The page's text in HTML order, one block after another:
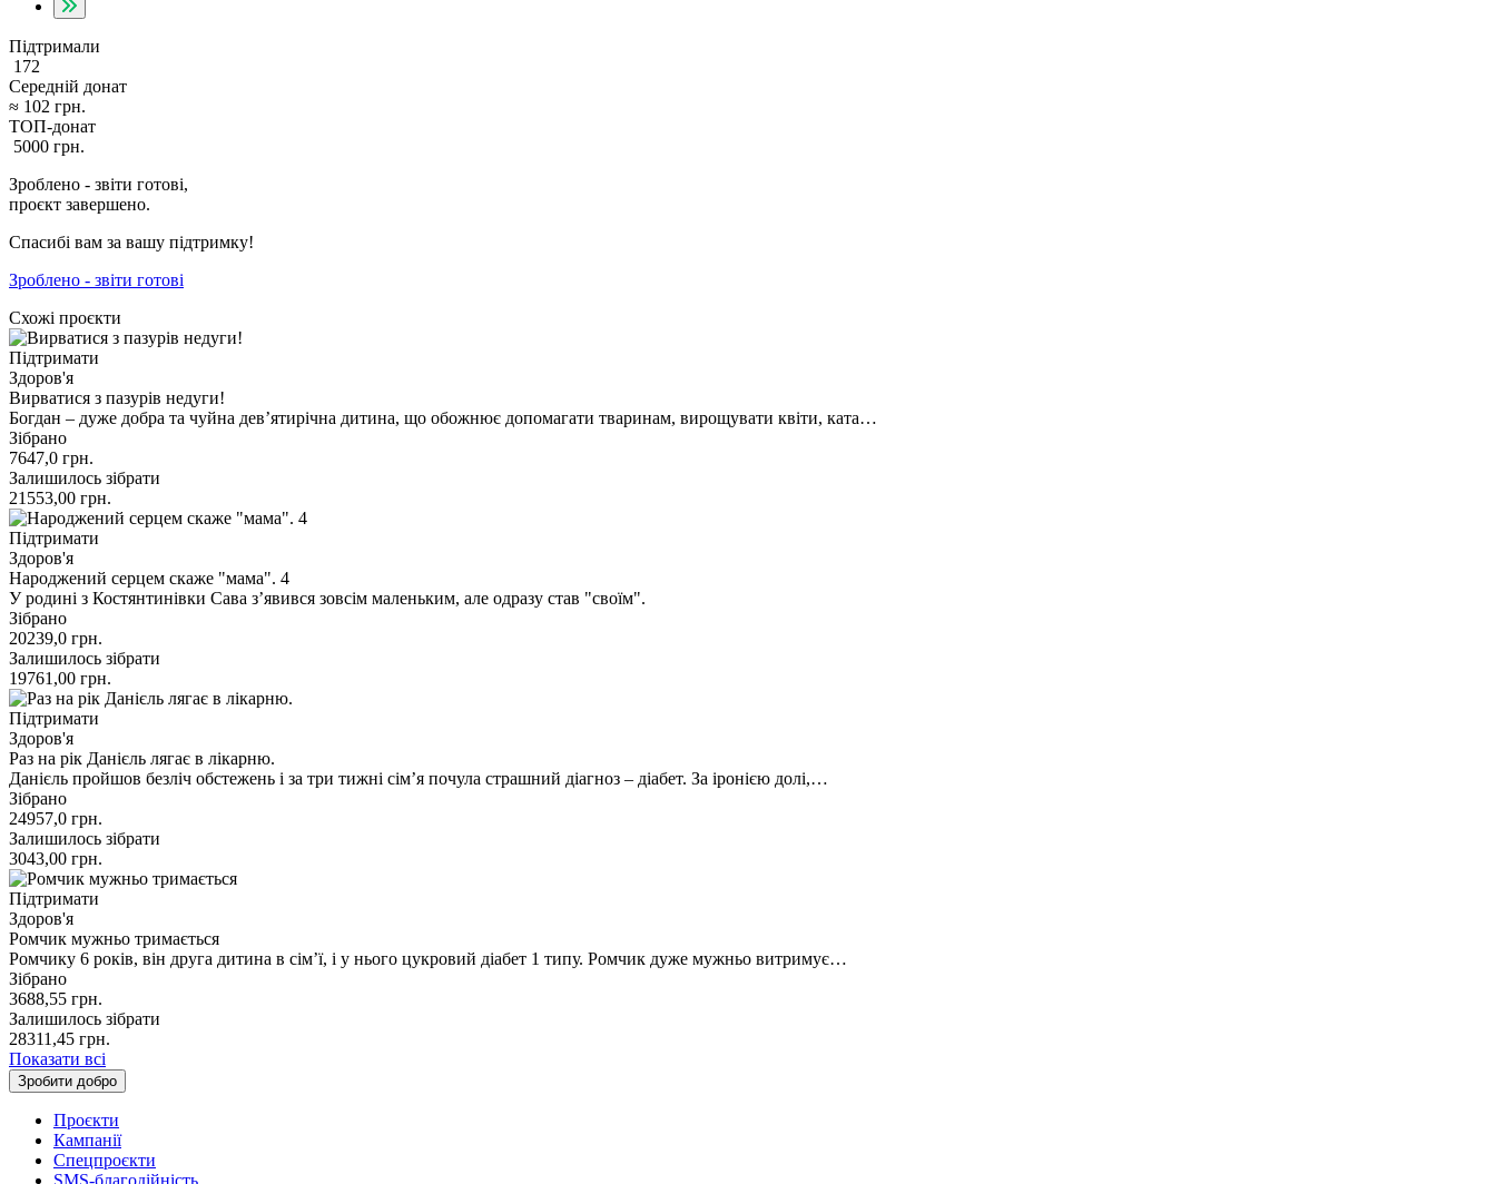
Підтримали
172
Середній донат
≈ 102 грн.
ТОП-донат
5000 грн.
Зроблено - звіти готові,
проєкт завершено.
Спасибі вам за вашу підтримку!
Зроблено - звіти готові
Схожі проєкти
Підтримати
Здоров'я
Вирватися з пазурів недуги!
Богдан – дуже добра та чуйна дев’ятирічна дитина, що обожнює допомагати тваринам, вирощувати квіти, ката…
Зібрано
7647,0 грн.
Залишилось зібрати
21553,00 грн.
Підтримати
Здоров'я
Народжений серцем скаже "мама". 4
У родині з Костянтинівки Сава з’явився зовсім маленьким, але одразу став "своїм".
Зібрано
20239,0 грн.
Залишилось зібрати
19761,00 грн.
Підтримати
Здоров'я
Раз на рік Данієль лягає в лікарню.
Данієль пройшов безліч обстежень і за три тижні сім’я почула страшний діагноз – діабет. За іронією долі,…
Зібрано
24957,0 грн.
Залишилось зібрати
3043,00 грн.
Підтримати
Здоров'я
Ромчик мужньо тримається
Ромчику 6 років, він друга дитина в сімʼї, і у нього цукровий діабет 1 типу. Ромчик дуже мужньо витримує…
Зібрано
3688,55 грн.
Залишилось зібрати
28311,45 грн.
Показати всі
Зробити добро
Проєкти
Кампанії
Спецпроєкти
SMS-благодійність